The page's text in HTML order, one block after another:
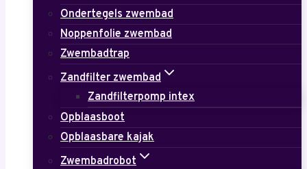
Ondertegels zwembad
Noppenfolie zwembad
Zwembadtrap
Zandfilter zwembad
Zandfilterpomp intex
Opblaasboot
Opblaasbare kajak
Zwembadrobot